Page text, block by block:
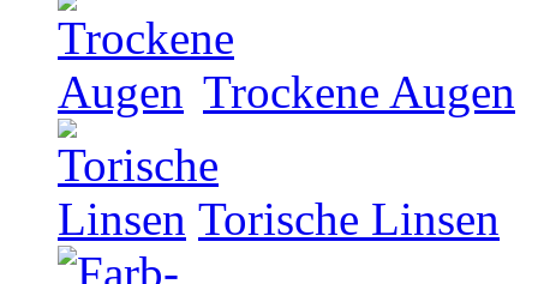
Trockene Augen
Torische Linsen